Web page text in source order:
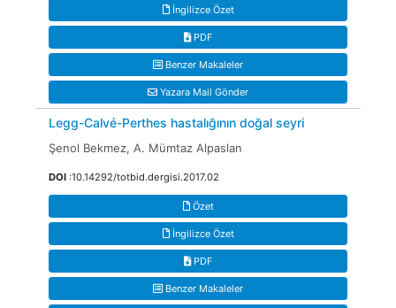
İngilizce Özet
PDF
Benzer Makaleler
Yazara Mail Gönder
Legg-Calvé-Perthes hastalığının doğal seyri
Şenol Bekmez, A. Mümtaz Alpaslan
DOI :10.14292/totbid.dergisi.2017.02
Özet
İngilizce Özet
PDF
Benzer Makaleler